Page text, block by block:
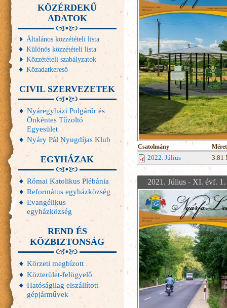
Csatolmány Méret
2022. Július 3.81
2021. Július - XI. évf. 1.
KÖZÉRDEKŰ
ADATOK
Általános közzétételi lista
Különös közzétételi lista
Közzétételi szabályzatok
Közadatkereső
CIVIL SZERVEZETEK
Nyáregyházi Polgárőr és
Önkéntes Tűzoltó
Egyesület
Nyáry Pál Nyugdíjas Klub
EGYHÁZAK
Római Katolikus Plébánia
Református egyházközség
Evangélikus
egyházközség
REND ÉS
KÖZBIZTONSÁG
Körzeti megbízott
Közterület-felügyelő
Hatóságilag elszállított
gépjárművek